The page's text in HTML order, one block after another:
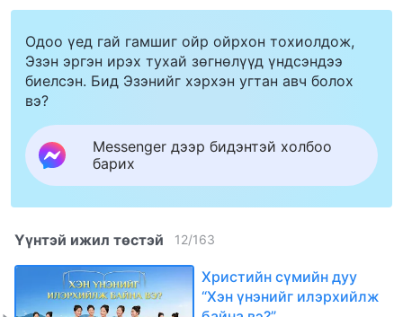
Одоо үед гай гамшиг ойр ойрхон тохиолдож,
Эзэн эргэн ирэх тухай зөгнөлүүд үндсэндээ
биелсэн. Бид Эзэнийг хэрхэн угтан авч болох
вэ?
Messenger дээр бидэнтэй холбоо
барих
Үүнтэй ижил төстэй 12/163
Христийн сүмийн дуу
“Хэн үнэнийг илэрхийлж